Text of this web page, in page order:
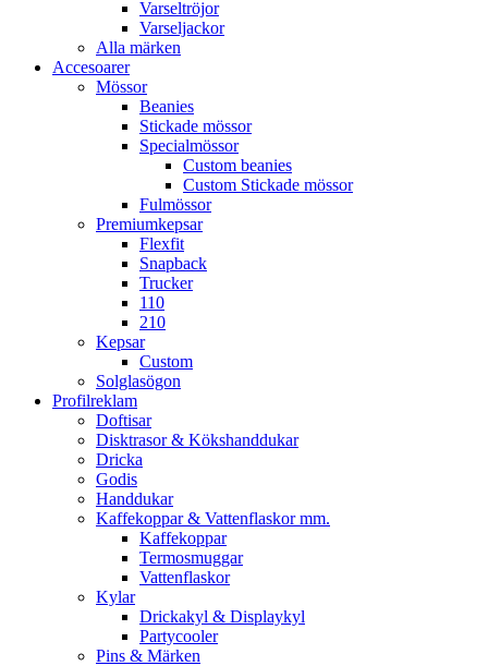
Varseltröjor
Varseljackor
Alla märken
Accesoarer
Mössor
Beanies
Stickade mössor
Specialmössor
Custom beanies
Custom Stickade mössor
Fulmössor
Premiumkepsar
Flexfit
Snapback
Trucker
110
210
Kepsar
Custom
Solglasögon
Profilreklam
Doftisar
Disktrasor & Kökshanddukar
Dricka
Godis
Handdukar
Kaffekoppar & Vattenflaskor mm.
Kaffekoppar
Termosmuggar
Vattenflaskor
Kylar
Drickakyl & Displaykyl
Partycooler
Pins & Märken